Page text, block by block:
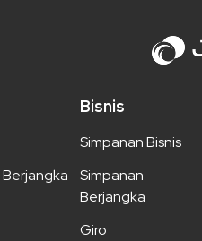
Bisnis
Simpanan Bisnis
Simpanan
Berjangka
Giro